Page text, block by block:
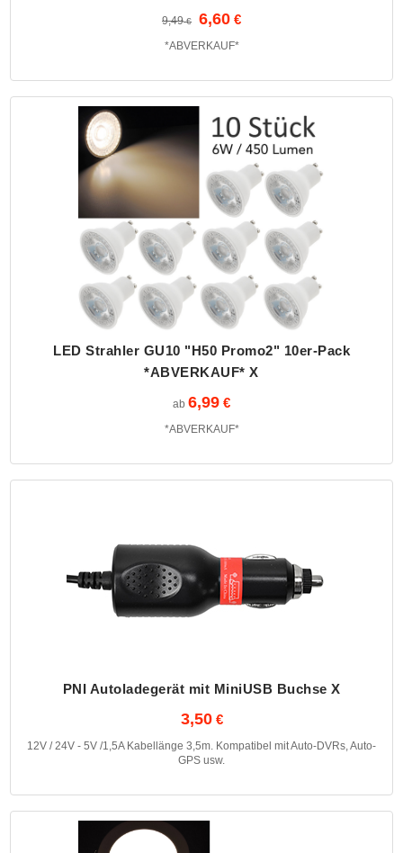
9,49 6,60
*ABVERKAUF*
LED Strahler GU10 "H50 Promo2" 10er-Pack
*ABVERKAUF* X
ab 6,99
*ABVERKAUF*
PNI Autoladegerät mit MiniUSB Buchse X
3,50
12V / 24V - 5V /1,5A Kabellänge 3,5m. Kompatibel mit Auto-DVRs, Auto-
GPS usw.